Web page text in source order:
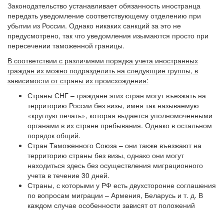
Законодательство устанавливает обязанность иностранца
передать уведомление соответствующему отделению при
убытии из России. Однако никаких санкций за это не
предусмотрено, так что уведомления изымаются просто при
пересечении таможенной границы.
В соответствии с различиями порядка учета иностранных
граждан их можно подразделить на следующие группы, в
зависимости от страны их происхождения:
Страны СНГ – граждане этих стран могут въезжать на
территорию России без визы, имея так называемую
«круглую печать», которая выдается уполномоченными
органами в их стране пребывания. Однако в остальном
порядок общий.
Стран Таможенного Союза – они также въезжают на
территорию страны без визы, однако они могут
находиться здесь без осуществления миграционного
учета в течение 30 дней.
Страны, с которыми у РФ есть двухсторонне соглашения
по вопросам миграции – Армения, Беларусь и т. д. В
каждом случае особенности зависят от положений